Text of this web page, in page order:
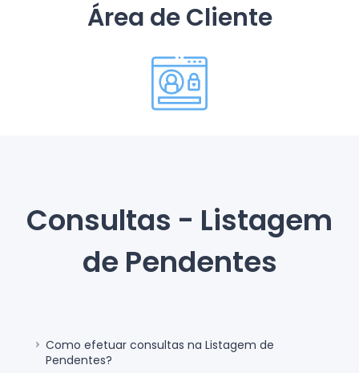
Área de Cliente
Consultas - Listagem
de Pendentes
Como efetuar consultas na Listagem de
Pendentes?